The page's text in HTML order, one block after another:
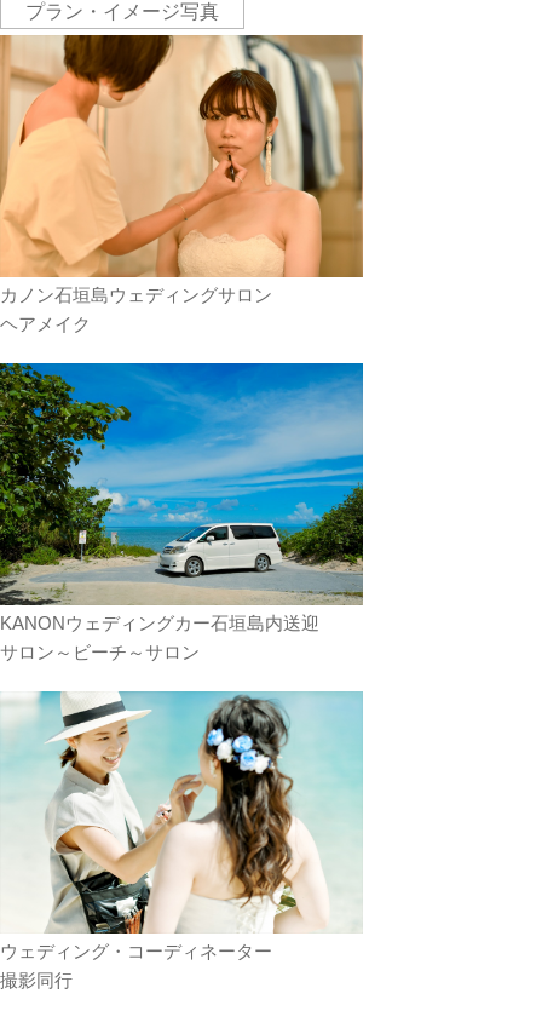
プラン・イメージ写真
カノン石垣島ウェディングサロン
ヘアメイク
KANONウェディングカー石垣島内送迎
サロン～ビーチ～サロン
ウェディング・コーディネーター
撮影同行